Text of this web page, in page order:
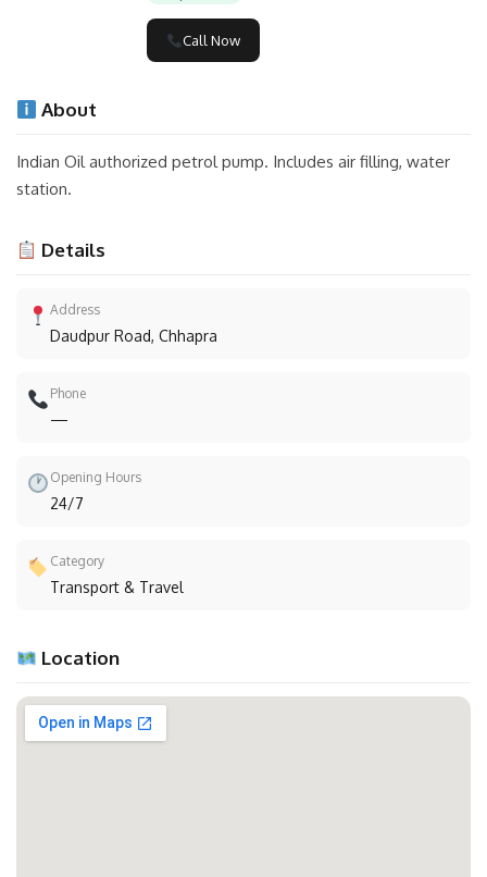
Call Now
About
Indian Oil authorized petrol pump. Includes air filling, water
station.
Details
Address
Daudpur Road, Chhapra
Phone
—
Opening Hours
24/7
Category
Transport & Travel
Location